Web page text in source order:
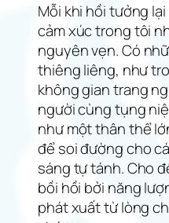
Mỗi khi hồi tưởng lại
cảm xúc trong tôi
nguyên vẹn. Có
thiêng liêng, như
không gian trang
người cùng tụng
như một thân thể
để soi đường cho
sáng tự tánh. Cho
bồi hồi bởi năng
phát xuất từ lòng